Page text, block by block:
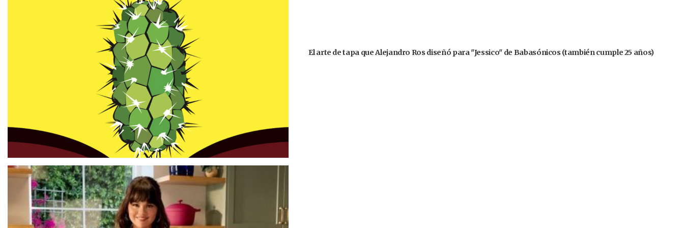
El arte de tapa que Alejandro Ros diseñó para "Jessico" de Babasónicos (también cumple 25 años)